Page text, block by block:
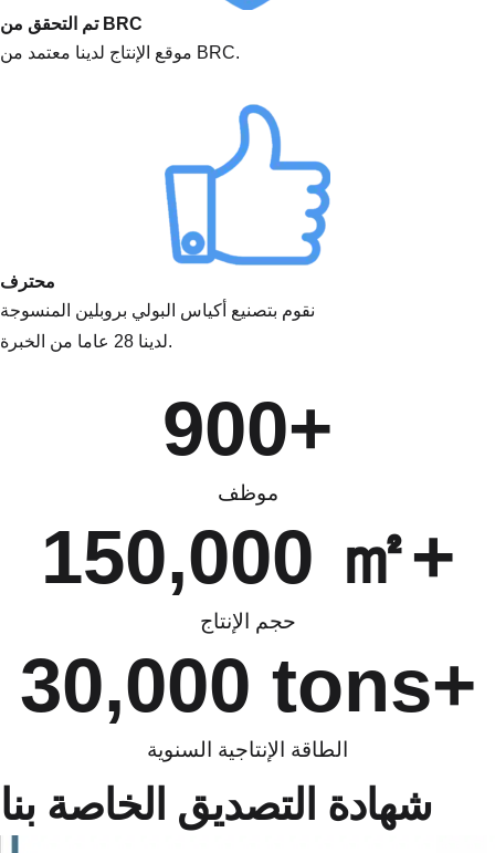
تم التحقق من BRC
موقع الإنتاج لدينا معتمد من BRC.
محترف
نقوم بتصنيع أكياس البولي بروبلين المنسوجة
لدينا 28 عاما من الخبرة.
موظف
900+
حجم الإنتاج
150,000 ㎡+
الطاقة الإنتاجية السنوية
30,000 tons+
شهادة التصديق الخاصة بنا